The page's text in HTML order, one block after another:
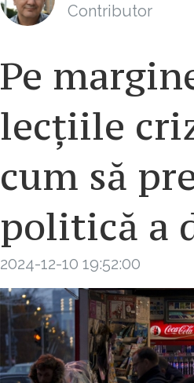
Contributor
Pe
lecțiile
cum să
politică a
2024-12-10 19:52:00